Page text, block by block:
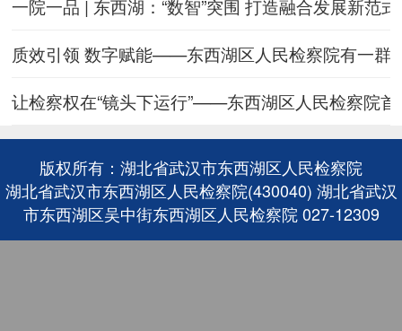
一院一品 | 东西湖：“数智”突围 打造融合发展新范式
质效引领 数字赋能——东西湖区人民检察院有一群“
让检察权在“镜头下运行”——东西湖区人民检察院
版权所有：湖北省武汉市东西湖区人民检察院
湖北省武汉市东西湖区人民检察院(430040) 湖北省武汉
市东西湖区吴中街东西湖区人民检察院 027-12309